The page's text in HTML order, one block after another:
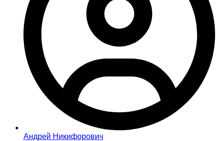
Андрей Никифорович